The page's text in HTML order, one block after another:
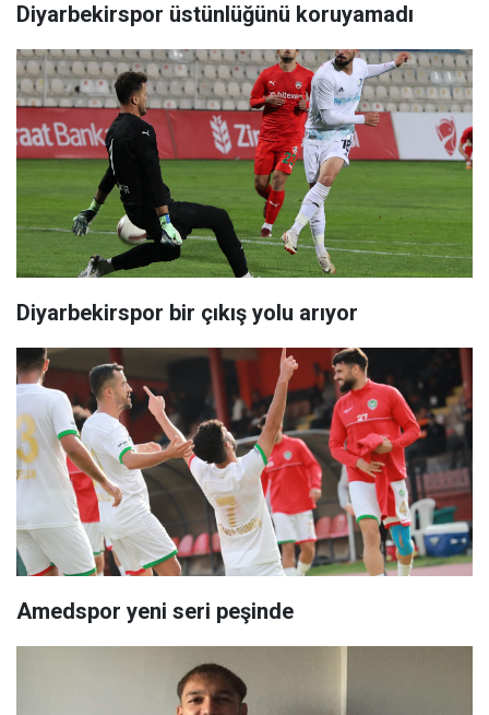
Diyarbekirspor üstünlüğünü koruyamadı
Diyarbekirspor bir çıkış yolu arıyor
Amedspor yeni seri peşinde